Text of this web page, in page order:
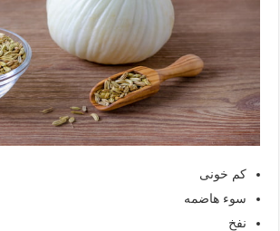
کم خونی
سوء هاضمه
نفخ